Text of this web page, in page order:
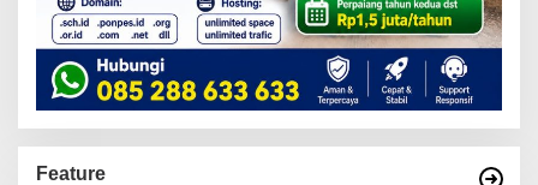
Feature